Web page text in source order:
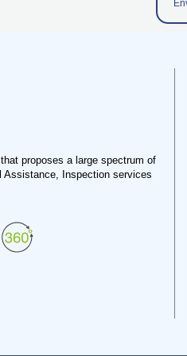
proposes a large spectrum of
Inspection services